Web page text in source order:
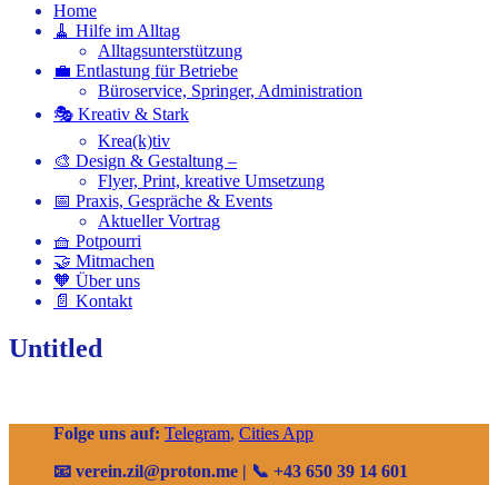
Home
🧹 Hilfe im Alltag
Alltagsunterstützung
💼 Entlastung für Betriebe
Büroservice, Springer, Administration
🎭 Kreativ & Stark
Krea(k)tiv
🎨 Design & Gestaltung –
Flyer, Print, kreative Umsetzung
📅 Praxis, Gespräche & Events
Aktueller Vortrag
🧺 Potpourri
🤝 Mitmachen
🧡 Über uns
📄 Kontakt
Untitled
Folge uns auf: Telegram, Cities App
📧 verein.zil@proton.me | 📞 +43 650 39 14 601